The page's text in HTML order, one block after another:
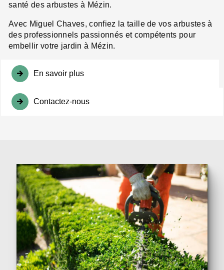
santé des arbustes à Mézin.
Avec Miguel Chaves, confiez la taille de vos arbustes à
des professionnels passionnés et compétents pour
embellir votre jardin à Mézin.
En savoir plus
Contactez-nous